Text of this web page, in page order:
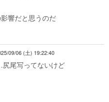
響だと思うのだ
09/06 (土) 19:22:40
尾写ってないけど